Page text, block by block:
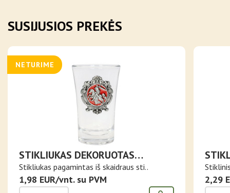
SUSIJUSIOS PREKĖS
NETURIME
STIKLIUKAS DEKORUOTAS
SIDABRO SPALVOS VYČIU
RAUDONAME FONE
Stikliukas pagamintas iš skaidraus sti..
1,98 EUR/vnt. su PVM 2,29